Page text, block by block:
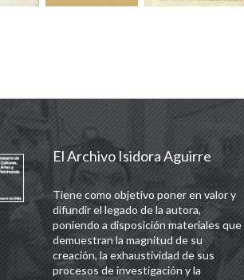
El Archivo Isidora Aguirre
Tiene como objetivo poner en valor y
difundir el legado de la autora,
poniendo a disposición materiales que
demuestran la magnitud de su
creación, la exhaustividad de sus
procesos de investigación y la